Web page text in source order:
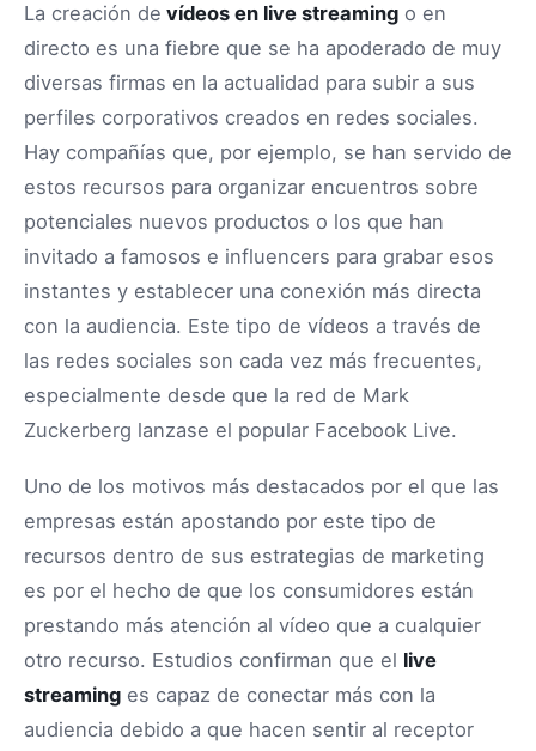
La creación de vídeos en live streaming o en
directo es una fiebre que se ha apoderado de muy
diversas firmas en la actualidad para subir a sus
perfiles corporativos creados en redes sociales.
Hay compañías que, por ejemplo, se han servido de
estos recursos para organizar encuentros sobre
potenciales nuevos productos o los que han
invitado a famosos e influencers para grabar esos
instantes y establecer una conexión más directa
con la audiencia. Este tipo de vídeos a través de
las redes sociales son cada vez más frecuentes,
especialmente desde que la red de Mark
Zuckerberg lanzase el popular Facebook Live.
Uno de los motivos más destacados por el que las
empresas están apostando por este tipo de
recursos dentro de sus estrategias de marketing
es por el hecho de que los consumidores están
prestando más atención al vídeo que a cualquier
otro recurso. Estudios confirman que el live
streaming es capaz de conectar más con la
audiencia debido a que hacen sentir al receptor